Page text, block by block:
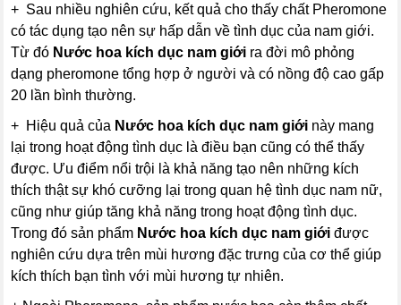
+ Sau nhiều nghiên cứu, kết quả cho thấy chất Pheromone
có tác dụng tạo nên sự hấp dẫn về tình dục của nam giới.
Từ đó Nước hoa kích dục nam giới ra đời mô phỏng
dạng pheromone tổng hợp ở người và có nồng độ cao gấp
20 lần bình thường.
+ Hiệu quả của Nước hoa kích dục nam giới này mang
lại trong hoạt động tình dục là điều bạn cũng có thể thấy
được. Ưu điểm nổi trội là khả năng tạo nên những kích
thích thật sự khó cưỡng lại trong quan hệ tình dục nam nữ,
cũng như giúp tăng khả năng trong hoạt động tình dục.
Trong đó sản phẩm Nước hoa kích dục nam giới được
nghiên cứu dựa trên mùi hương đặc trưng của cơ thể giúp
kích thích bạn tình với mùi hương tự nhiên.